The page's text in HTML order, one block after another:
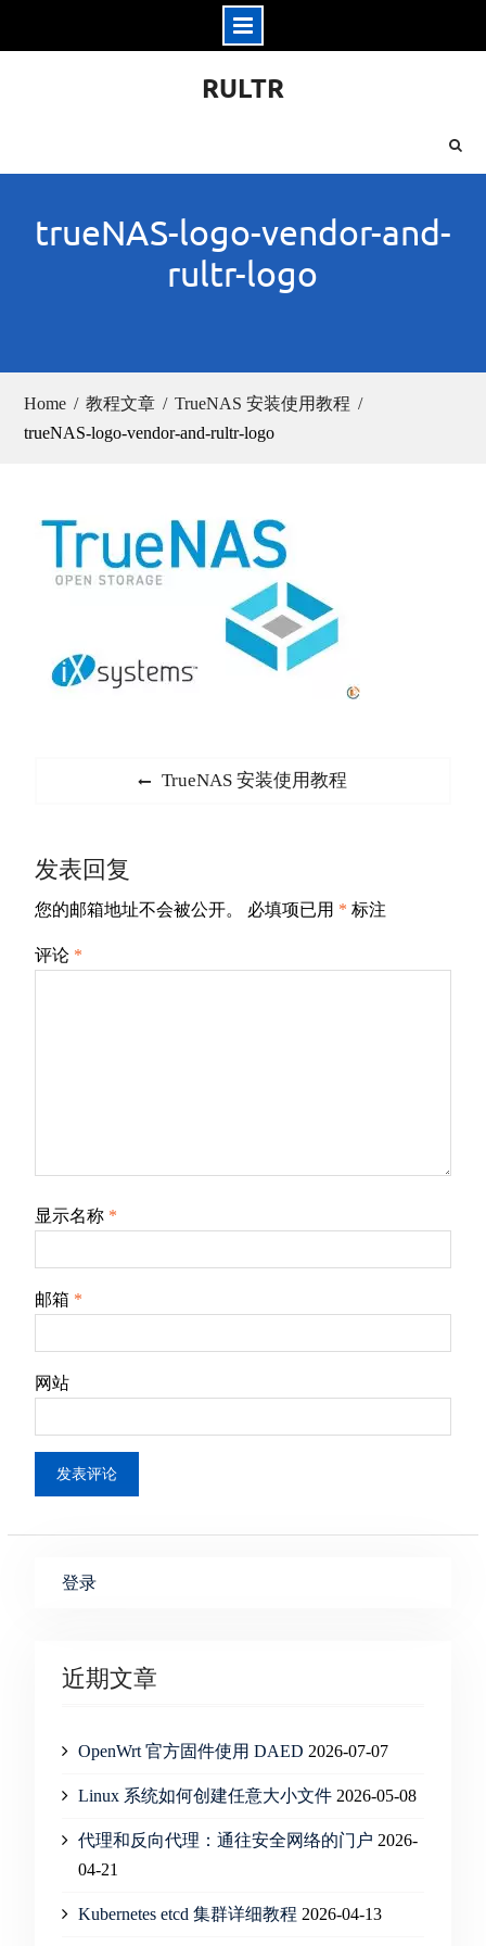
RULTR
trueNAS-logo-vendor-and-
rultr-logo
Home 教程文章
TrueNAS 安装使用教程
trueNAS-logo-vendor-and-rultr-logo
航
Previous
TrueNAS 安装使用教程
发表回复
您的邮箱地址不会被公开。 必填项已用 * 标注
评论 *
显示名称 *
邮箱 *
网站
登录
近期文章
OpenWrt 官方固件使用 DAED 2026-07-07
Linux 系统如何创建任意大小文件 2026-05-08
代理和反向代理：通往安全网络的门户 2026-
04-21
Kubernetes etcd 集群详细教程 2026-04-13